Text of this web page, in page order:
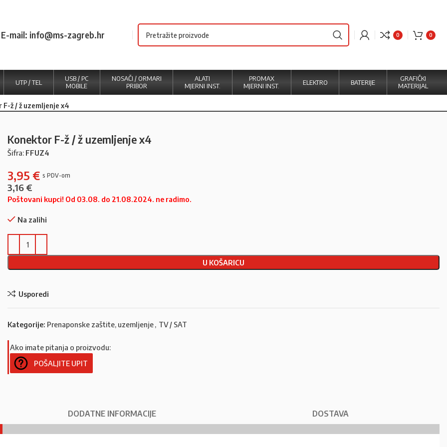
E-mail: info@ms-zagreb.hr 0 0
UTP / TEL
USB / PC
MOBILE
NOSAČI / ORMARI
PRIBOR
ALATI
MJERNI INST.
PROMAX
MJERNI INST.
ELEKTRO BATERIJE
GRAFIČKI
MATERIJAL
F-ž / ž uzemljenje x4
Konektor F-ž / ž uzemljenje x4
Šifra: FFUZ4
3,95 €
3,16 €
Poštovani kupci! Od 03.08. do 21.08.2024. ne radimo.
Na zalihi
U KOŠARICU
Usporedi
Kategorije: Prenaponske zaštite, uzemljenje, TV / SAT
Ako imate pitanja o proizvodu:
POŠALJITE UPIT
DODATNE INFORMACIJE DOSTAVA